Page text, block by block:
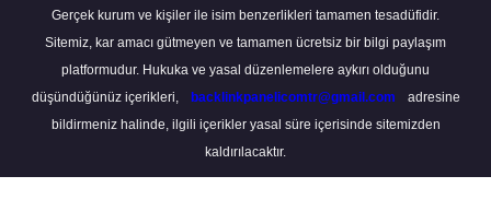
Gerçek kurum ve kişiler ile isim benzerlikleri tamamen tesadüfidir.
Sitemiz, kar amacı gütmeyen ve tamamen ücretsiz bir bilgi paylaşım
platformudur. Hukuka ve yasal düzenlemelere aykırı olduğunu
düşündüğünüz içerikleri,
backlinkpanelicomtr@gmail.com
adresine
bildirmeniz halinde, ilgili içerikler yasal süre içerisinde sitemizden
kaldırılacaktır.